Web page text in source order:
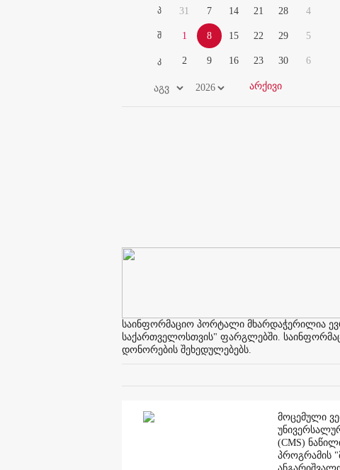
პ
შ
კ
31
1
2
7
8
9
14
15
16
21
22
23
28
29
30
4
5
6
საინფორმაციო პორტალი მხარდაჭერილია
საქართველოსთვის" ფარგლებში.
დონორების შეხედულებებს.
მოცემული
(CMS)
პროგრამის